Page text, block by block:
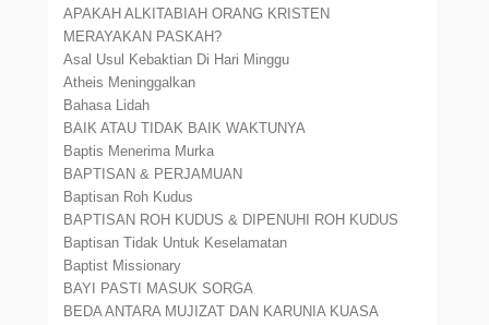
APAKAH ALKITABIAH ORANG KRISTEN
MERAYAKAN PASKAH?
Asal Usul Kebaktian Di Hari Minggu
Atheis Meninggalkan
Bahasa Lidah
BAIK ATAU TIDAK BAIK WAKTUNYA
Baptis Menerima Murka
BAPTISAN & PERJAMUAN
Baptisan Roh Kudus
BAPTISAN ROH KUDUS & DIPENUHI ROH KUDUS
Baptisan Tidak Untuk Keselamatan
Baptist Missionary
BAYI PASTI MASUK SORGA
BEDA ANTARA MUJIZAT DAN KARUNIA KUASA